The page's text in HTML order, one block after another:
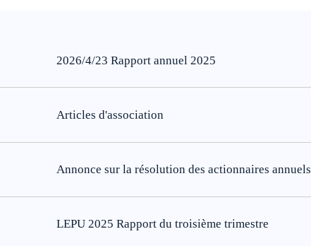
2026/4/23 Rapport annuel 2025
Articles d'association
Annonce sur la résolution des actionnaires annuels
LEPU 2025 Rapport du troisième trimestre